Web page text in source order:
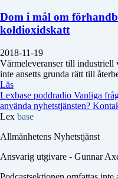
Dom i mål om
koldioxidskatt
2018-11-19
Värmeleveranser till
inte ansetts grunda rätt till
Läs
Lexbase poddradio Vanliga
använda nyhetstjänsten?
Lex base
Allmänhetens Nyhetstjänst
Ansvarig utgivare - Gunnar